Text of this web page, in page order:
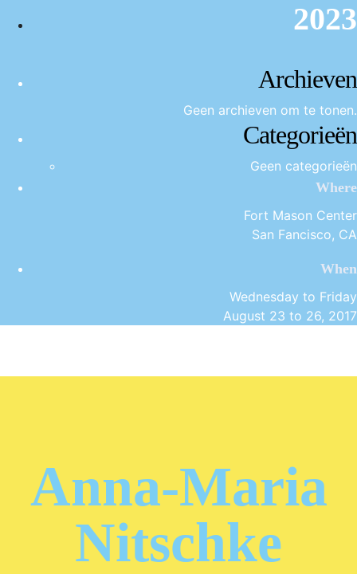
2023
Archieven
Geen archieven om te tonen.
Categorieën
Geen categorieën
Where
Fort Mason Center
San Fancisco, CA
When
Wednesday to Friday
August 23 to 26, 2017
Anna-Maria
Nitschke